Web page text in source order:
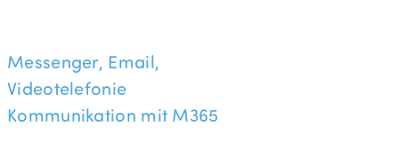
Messenger, Email,
Videotelefonie
Kommunikation mit M365